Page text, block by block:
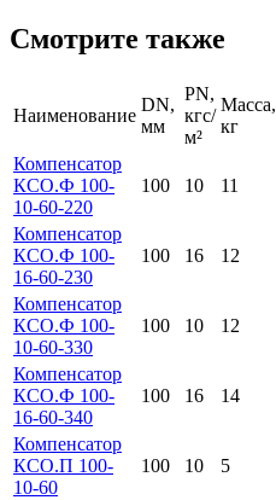
Смотрите также
Наименование
DN,
мм
PN,
кгс/
м²
Масса,
кг
Компенсатор
КСО.Ф 100-
10-60-220
100 10 11
Компенсатор
КСО.Ф 100-
16-60-230
100 16 12
Компенсатор
КСО.Ф 100-
10-60-330
100 10 12
Компенсатор
КСО.Ф 100-
16-60-340
100 16 14
Компенсатор
КСО.П 100-
10-60
100 10 5